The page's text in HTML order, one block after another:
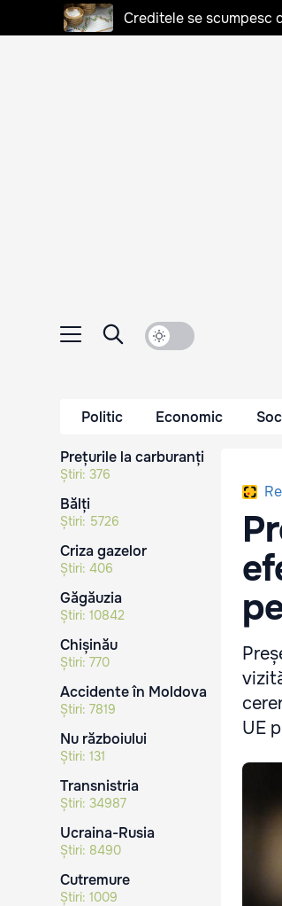
Creditele se scumpesc
Politic Economic
Prețurile la carburanți
Știri: 376
Bălți
Știri: 5726
Criza gazelor
Știri: 406
Găgăuzia
Știri: 10842
Chișinău
Știri: 770
Accidente în Moldova
Știri: 7819
Nu războiului
Știri: 131
Transnistria
Știri: 34987
Ucraina-Rusia
Știri: 8490
Cutremure
Știri: 1009
UE